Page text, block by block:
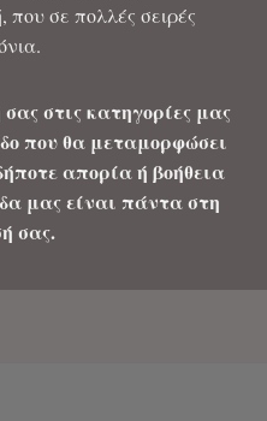
σε πολλές σειρές
στις κατηγορίες μας
που θα μεταμορφώσει
απορία ή βοήθεια
μας είναι πάντα στη
σας.